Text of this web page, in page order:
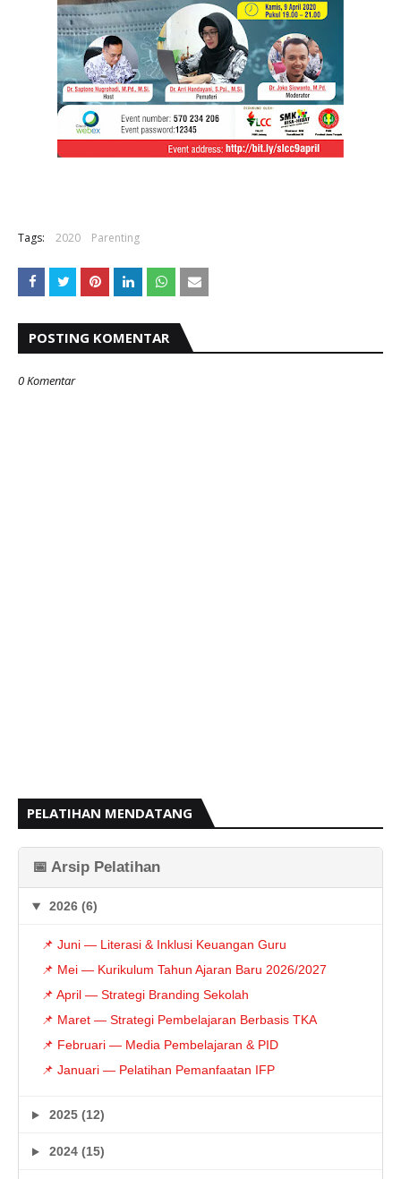
Tags: 2020 Parenting
POSTING KOMENTAR
0 Komentar
PELATIHAN MENDATANG
📅 Arsip Pelatihan
2026 (6)
📌 Juni — Literasi & Inklusi Keuangan Guru
📌 Mei — Kurikulum Tahun Ajaran Baru 2026/2027
📌 April — Strategi Branding Sekolah
📌 Maret — Strategi Pembelajaran Berbasis TKA
📌 Februari — Media Pembelajaran & PID
📌 Januari — Pelatihan Pemanfaatan IFP
2025 (12)
2024 (15)